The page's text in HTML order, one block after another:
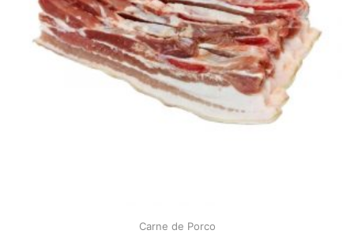
Carne de Porco